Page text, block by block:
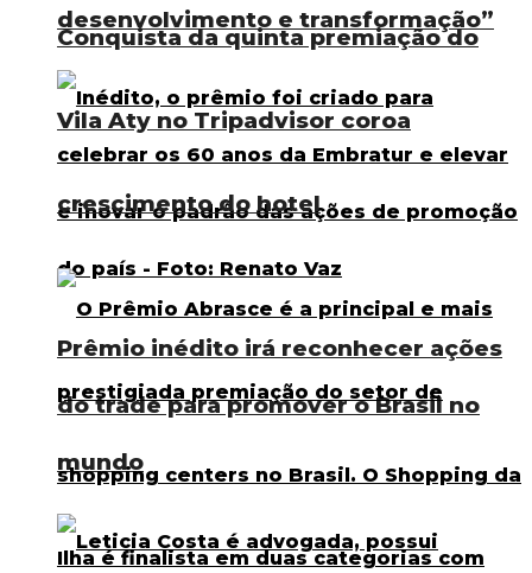
desenvolvimento e transformação”
Prêmio inédito irá reconhecer ações
do trade para promover o Brasil no
mundo
Conquista da quinta premiação do
Vila Aty no Tripadvisor coroa
crescimento do hotel